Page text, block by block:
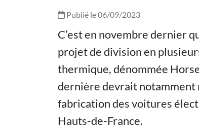
Publié le 06/09/2023
C’est en novembre dernier
projet de division en
thermique, dénommée
dernière devrait notamment
fabrication des voitures
Hauts-de-France.